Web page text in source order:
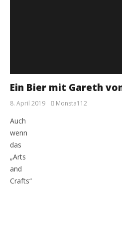
Ein Bier mit Gareth
8. April 2019 Monsta112
Auch
wenn
das
„Arts
and
Crafts“